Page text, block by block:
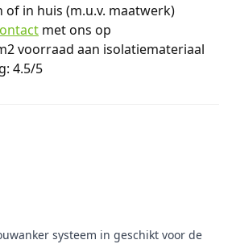
in huis (m.u.v. maatwerk)
met ons op
voorraad aan isolatiemateriaal
4.5/5
systeem in geschikt voor de